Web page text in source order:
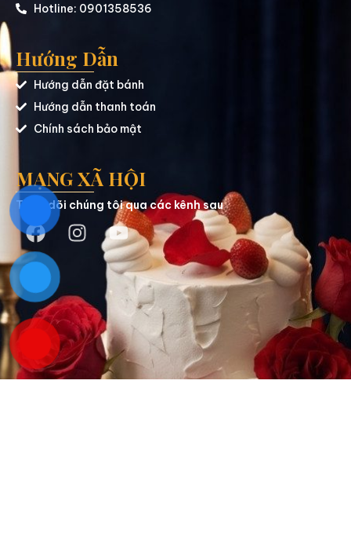
Hotline: 0901358536
Hướng Dẫn
Hướng dẫn đặt bánh
Hướng dẫn thanh toán
Chính sách bảo mật
MẠNG XÃ HỘI
Theo dõi chúng tôi qua các kênh sau